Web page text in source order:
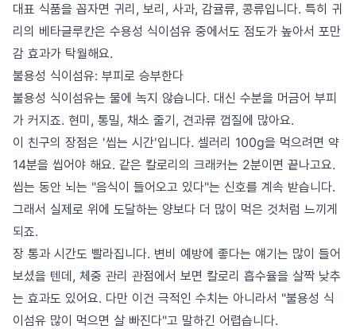
대표 식품을 꼽자면 귀리, 보리, 사과, 감귤류, 콩류입니다. 특히 귀
리의 베타글루칸은 수용성 식이섬유 중에서도 점도가 높아서 포만
감 효과가 탁월해요.
불용성 식이섬유: 부피로 승부한다
불용성 식이섬유는 물에 녹지 않습니다. 대신 수분을 머금어 부피
가 커지죠. 현미, 통밀, 채소 줄기, 견과류 껍질에 많아요.
이 친구의 장점은 '씹는 시간'입니다. 셀러리 100g을 먹으려면 약
14분을 씹어야 해요. 같은 칼로리의 크래커는 2분이면 끝나고요.
씹는 동안 뇌는 "음식이 들어오고 있다"는 신호를 계속 받습니다.
그래서 실제로 위에 도달하는 양보다 더 많이 먹은 것처럼 느끼게
되죠.
장 통과 시간도 빨라집니다. 변비 예방에 좋다는 얘기는 많이 들어
보셨을 텐데, 체중 관리 관점에서 보면 칼로리 흡수율을 살짝 낮추
는 효과도 있어요. 다만 이건 극적인 수치는 아니라서 "불용성 식
이섬유 많이 먹으면 살 빠진다"고 말하긴 어렵습니다.